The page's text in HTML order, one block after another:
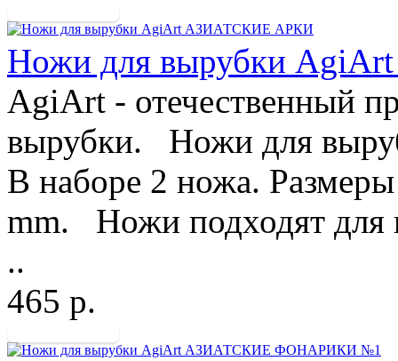
Ножи для вырубки
AgiArt - отечественный
вырубки. Ножи для
В наборе 2 ножа.
mm. Ножи подходят
..
465 р.